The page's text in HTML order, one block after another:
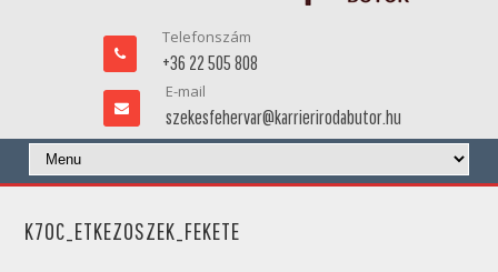
Telefonszám
+36 22 505 808
E-mail
szekesfehervar@karrierirodabutor.hu
K70C_ETKEZOSZEK_FEKETE